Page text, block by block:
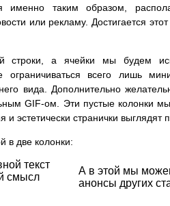
именно таким образом,
или рекламу. Достигается
строки, а ячейки мы будем
всего лишь
вида. Дополнительно
GIF-ом. Эти пустые колонки
эстетически странички выглядят
в две колонки:
текст
смысл
А в этой мы
анонсы других